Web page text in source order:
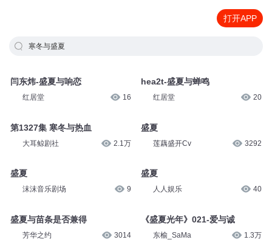
打开APP
寒冬与盛夏
闫东炜-盛夏与响恋
红居堂 16
第1327集 寒冬与热血
大耳鲸剧社 2.1万
盛夏
沫沫音乐剧场 9
盛夏与苗条是否兼得
芳华之约 3014
hea2t-盛夏与蝉鸣
红居堂 20
盛夏
莲藕盛开Cv 3292
盛夏
人人娱乐 40
《盛夏光年》021-爱与诚
东榆_SaMa 1.3万